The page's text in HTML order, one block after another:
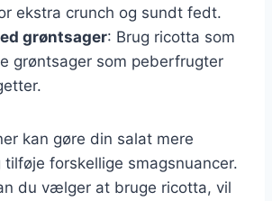
ekstra crunch og sundt fedt.
grøntsager: Brug ricotta som
grøntsager som peberfrugter
kan gøre din salat mere
forskellige smagsnuancer.
du vælger at bruge ricotta, vil